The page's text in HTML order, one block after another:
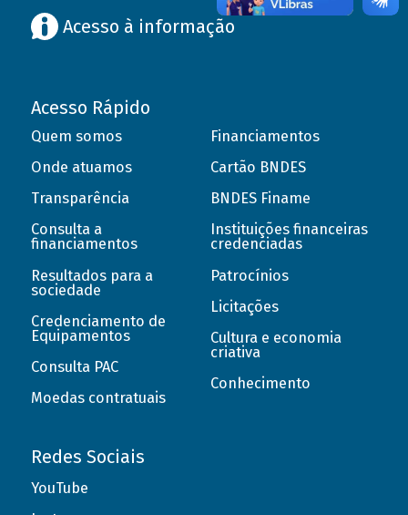
Acesso à informação
Acesso Rápido
Quem somos
Onde atuamos
Transparência
Consulta a
financiamentos
Resultados para a
sociedade
Credenciamento de
Equipamentos
Consulta PAC
Moedas contratuais
Financiamentos
Cartão BNDES
BNDES Finame
Instituições financeiras
credenciadas
Patrocínios
Licitações
Cultura e economia
criativa
Conhecimento
Redes Sociais
YouTube